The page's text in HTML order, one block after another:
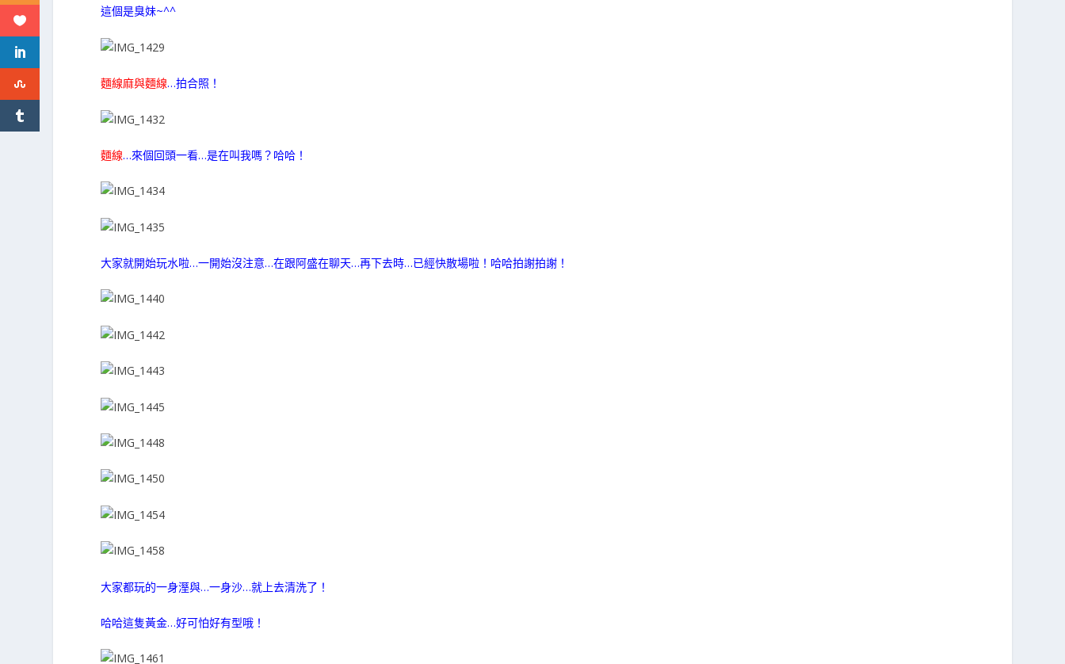
這個是臭妹~^^
麵線麻與麵線…拍合照！
麵線…來個回頭一看…是在叫我嗎？哈哈！
大家就開始玩水啦…一開始沒注意…在跟阿盛在聊天…再下去時…已經快散場啦！哈哈拍謝拍謝！
大家都玩的一身溼與…一身沙…就上去清洗了！
哈哈這隻黃金…好可怕好有型哦！